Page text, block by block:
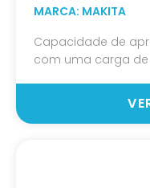
MARCA: MAKITA
Capacidade de
com uma carga de